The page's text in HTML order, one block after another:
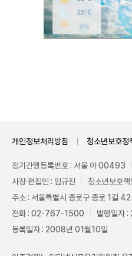
개인정보처리방침 청소년보호정
정기간행등록번호 : 서울 아 00493
사장·편집인 : 임규진
청소년보호
주소 : 서울특별시 종로구 종로 1길
전화 : 02-767-1500
발행일자
등록일자 : 2008년 01월10일